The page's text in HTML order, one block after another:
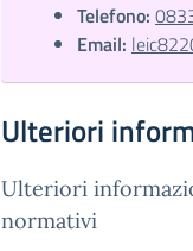
Telefono:
Email:
Ulteriori
Ulteriori
normativi